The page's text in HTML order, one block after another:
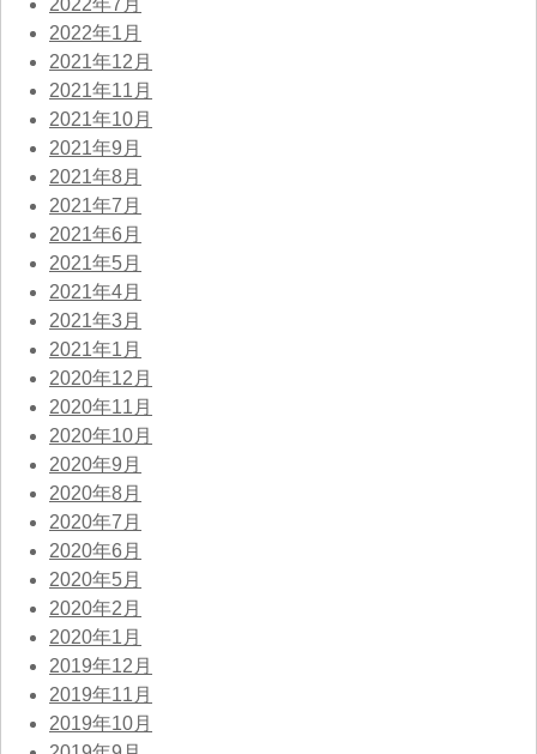
2022年7月
2022年1月
2021年12月
2021年11月
2021年10月
2021年9月
2021年8月
2021年7月
2021年6月
2021年5月
2021年4月
2021年3月
2021年1月
2020年12月
2020年11月
2020年10月
2020年9月
2020年8月
2020年7月
2020年6月
2020年5月
2020年2月
2020年1月
2019年12月
2019年11月
2019年10月